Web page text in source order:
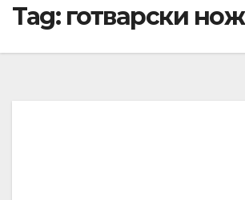
Tag: готварски нож